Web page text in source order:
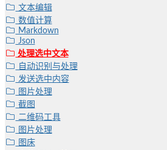
文本编辑
数值计算
Markdown
Json
处理选中文本
自动识别与处理
发送选中内容
图片处理
截图
二维码工具
图片处理
图床